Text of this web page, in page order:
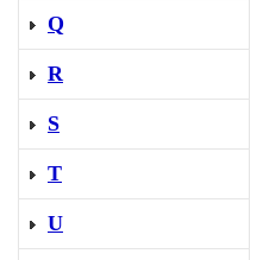
Q
R
S
T
U